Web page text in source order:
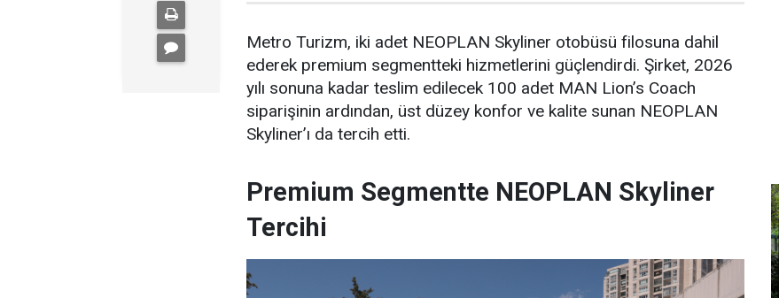
Metro Turizm, iki adet NEOPLAN Skyliner otobüsü filosuna dahil
ederek premium segmentteki hizmetlerini güçlendirdi. Şirket, 2026
yılı sonuna kadar teslim edilecek 100 adet MAN Lion’s Coach
siparişinin ardından, üst düzey konfor ve kalite sunan NEOPLAN
Skyliner’ı da tercih etti.
Premium Segmentte NEOPLAN Skyliner
Tercihi